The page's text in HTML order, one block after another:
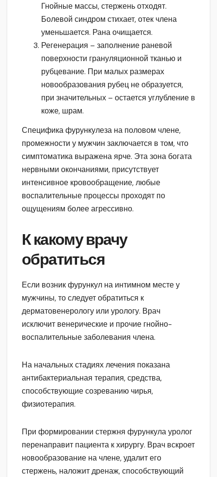
Гнойные массы, стержень отходят.
Болевой синдром стихает, отек члена
уменьшается. Рана очищается.
Регенерация – заполнение раневой
поверхности грануляционной тканью и
рубцевание. При малых размерах
новообразования рубец не образуется,
при значительных – остается углубление в
коже, шрам.
Специфика фурункулеза на половом члене,
промежности у мужчин заключается в том, что
симптоматика выражена ярче. Эта зона богата
нервными окончаниями, присутствует
интенсивное кровообращение, любые
воспалительные процессы проходят по
ощущениям более агрессивно.
К какому врачу
обратиться
Если возник фурункул на интимном месте у
мужчины, то следует обратиться к
дерматовенерологу или урологу. Врач
исключит венерические и прочие гнойно-
воспалительные заболевания члена.
На начальных стадиях лечения показана
антибактериальная терапия, средства,
способствующие созреванию чирья,
физиотерапия.
При формировании стержня фурункула уролог
перенаправит пациента к хирургу. Врач вскроет
новообразование на члене, удалит его
стержень, наложит дренаж, способствующий